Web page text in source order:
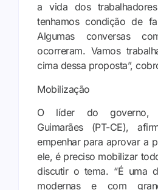
a vida dos
tenhamos condição de
Algumas conversas
ocorreram. Vamos
cima dessa proposta”,
Mobilização
O líder do governo,
Guimarães (PT-CE),
empenhar para aprovar a
ele, é preciso mobilizar
discutir o tema. “É uma
modernas e com